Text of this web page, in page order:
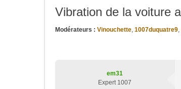
Vibration de la voiture
Modérateurs : Vinouchette, 1007duquatre9,
em31
Expert 1007